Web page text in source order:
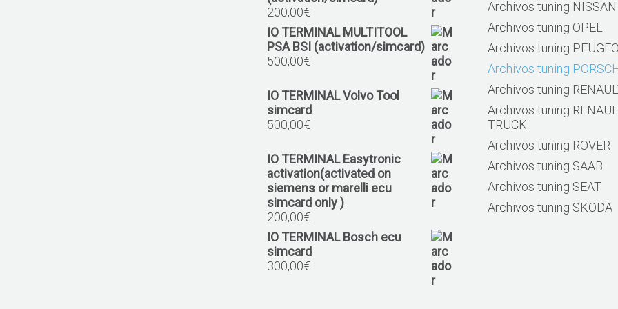
200,00€
IO TERMINAL MULTITOOL
PSA BSI (activation/simcard)
500,00€
IO TERMINAL Volvo Tool
simcard
500,00€
IO TERMINAL Easytronic
activation(activated on
siemens or marelli ecu
simcard only )
200,00€
IO TERMINAL Bosch ecu
simcard
300,00€
Archivos tuning NISSAN
Archivos tuning OPEL
Archivos tuning
Archivos tuning
Archivos tuning
Archivos tuning
TRUCK
Archivos tuning ROVER
Archivos tuning SAAB
Archivos tuning SEAT
Archivos tuning SKODA